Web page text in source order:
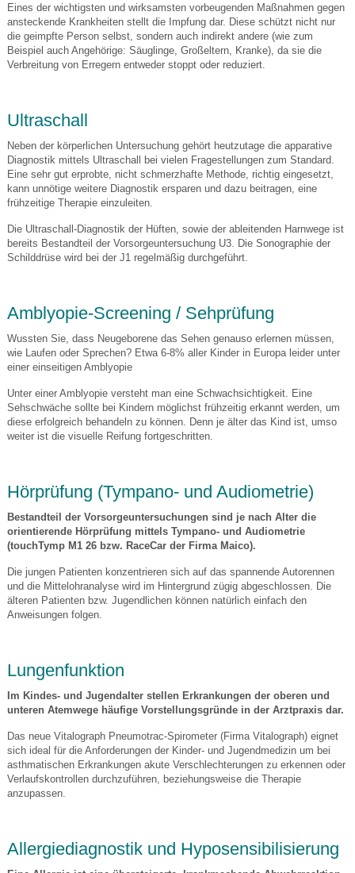
Eines der wichtigsten und wirksamsten vorbeugenden Maßnahmen gegen
ansteckende Krankheiten stellt die Impfung dar. Diese schützt nicht nur
die geimpfte Person selbst, sondern auch indirekt andere (wie zum
Beispiel auch Angehörige: Säuglinge, Großeltern, Kranke), da sie die
Verbreitung von Erregern entweder stoppt oder reduziert.
Ultraschall
Neben der körperlichen Untersuchung gehört heutzutage die apparative
Diagnostik mittels Ultraschall bei vielen Fragestellungen zum Standard.
Eine sehr gut erprobte, nicht schmerzhafte Methode, richtig eingesetzt,
kann unnötige weitere Diagnostik ersparen und dazu beitragen, eine
frühzeitige Therapie einzuleiten.
Die Ultraschall-Diagnostik der Hüften, sowie der ableitenden Harnwege ist
bereits Bestandteil der Vorsorgeuntersuchung U3. Die Sonographie der
Schilddrüse wird bei der J1 regelmäßig durchgeführt.
Amblyopie-Screening / Sehprüfung
Wussten Sie, dass Neugeborene das Sehen genauso erlernen müssen,
wie Laufen oder Sprechen? Etwa 6-8% aller Kinder in Europa leider unter
einer einseitigen Amblyopie
Unter einer Amblyopie versteht man eine Schwachsichtigkeit. Eine
Sehschwäche sollte bei Kindern möglichst frühzeitig erkannt werden, um
diese erfolgreich behandeln zu können. Denn je älter das Kind ist, umso
weiter ist die visuelle Reifung fortgeschritten.
Hörprüfung (Tympano- und Audiometrie)
Bestandteil der Vorsorgeuntersuchungen sind je nach Alter die
orientierende Hörprüfung mittels Tympano- und Audiometrie
(touchTymp M1 26 bzw. RaceCar der Firma Maico).
Die jungen Patienten konzentrieren sich auf das spannende Autorennen
und die Mittelohranalyse wird im Hintergrund zügig abgeschlossen. Die
älteren Patienten bzw. Jugendlichen können natürlich einfach den
Anweisungen folgen.
Lungenfunktion
Im Kindes- und Jugendalter stellen Erkrankungen der oberen und
unteren Atemwege häufige Vorstellungsgründe in der Arztpraxis dar.
Das neue Vitalograph Pneumotrac-Spirometer (Firma Vitalograph) eignet
sich ideal für die Anforderungen der Kinder- und Jugendmedizin um bei
asthmatischen Erkrankungen akute Verschlechterungen zu erkennen oder
Verlaufskontrollen durchzuführen, beziehungsweise die Therapie
anzupassen.
Allergiediagnostik und Hyposensibilisierung